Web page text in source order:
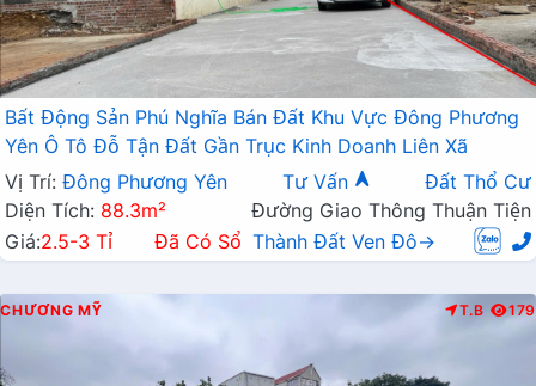
Bất Động Sản Phú Nghĩa Bán Đất Khu Vực Đông Phương
Yên Ô Tô Đỗ Tận Đất Gần Trục Kinh Doanh Liên Xã
Vị Trí: Đông Phương Yên Tư Vấn
Đất Thổ Cư
Diện Tích: 88.3m²
Đường Giao Thông Thuận Tiện
Giá:2.5-3 Tỉ Đã Có Sổ Thành Đất Ven Đô→
CHƯƠNG MỸ T.B 179